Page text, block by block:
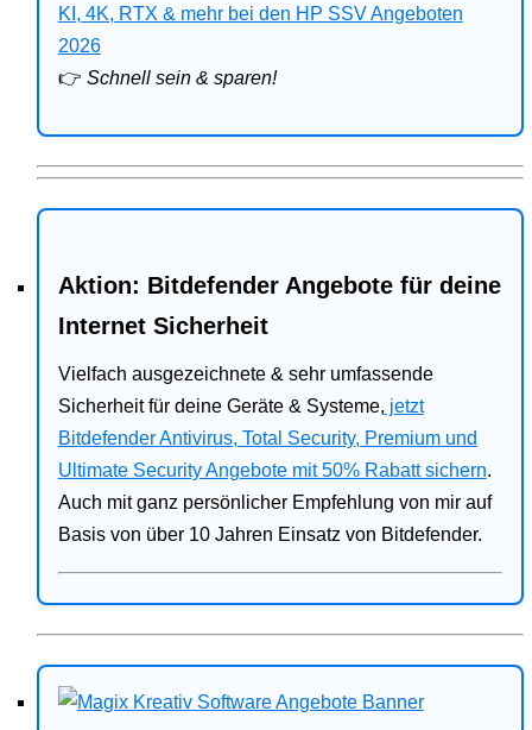
Bitdefender
Ratgeber
KI, 4K, RTX & mehr bei den HP SSV Angeboten
2026
👉 Schnell sein & sparen!
Aktion: Bitdefender Angebote für deine
Internet Sicherheit
Vielfach ausgezeichnete & sehr umfassende
Sicherheit für deine Geräte & Systeme, jetzt
Bitdefender Antivirus, Total Security, Premium und
Ultimate Security Angebote mit 50% Rabatt sichern.
Auch mit ganz persönlicher Empfehlung von mir auf
Basis von über 10 Jahren Einsatz von Bitdefender.